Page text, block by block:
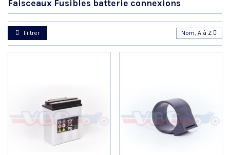
Faisceaux Fusibles batterie connexions
Filtrer Nom, A à Z